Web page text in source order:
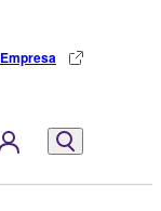
Empresa